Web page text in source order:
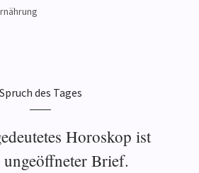
Spruch des Tages
Horoskop ist
Brief.